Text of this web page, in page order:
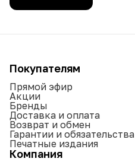
Покупателям
Прямой эфир
Акции
Бренды
Доставка и оплата
Возврат и обмен
Гарантии и обязательства
Печатные издания
Компания